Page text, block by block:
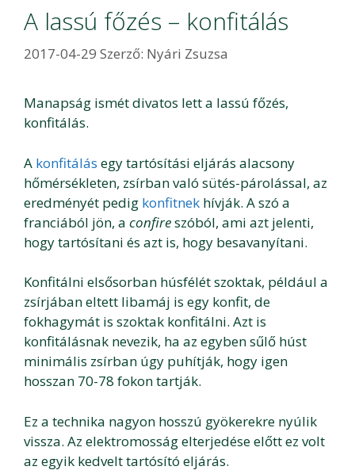
A lassú főzés – konfitálás
2017-04-29 Szerző: Nyári Zsuzsa
Manapság ismét divatos lett a lassú főzés,
konfitálás.
A konfitálás egy tartósítási eljárás alacsony
hőmérsékleten, zsírban való sütés-párolással, az
eredményét pedig konfitnek hívják. A szó a
franciából jön, a confireszóból, ami azt jelenti,
hogy tartósítani és azt is, hogy besavanyítani.
Konfitálni elsősorban húsfélét szoktak, például a
zsírjában eltett libamáj is egy konfit, de
fokhagymát is szoktak konfitálni. Azt is
konfitálásnak nevezik, ha az egyben sűlő húst
minimális zsírban úgy puhítják, hogy igen
hosszan 70-78 fokon tartják.
Ez a technika nagyon hosszú gyökerekre nyúlik
vissza. Az elektromosság elterjedése előtt ez volt
az egyik kedvelt tartósító eljárás.